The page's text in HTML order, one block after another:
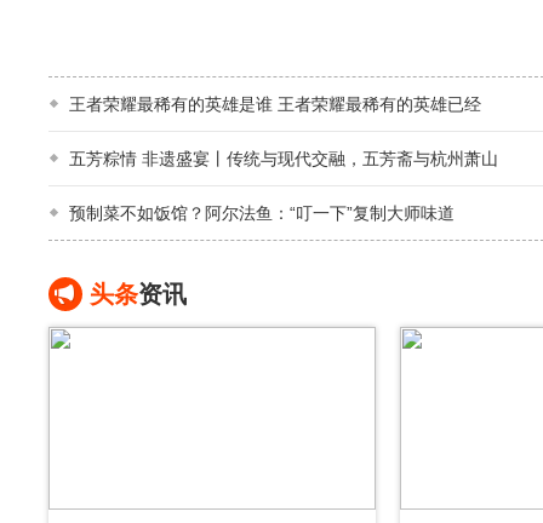
王者荣耀最稀有的英雄是谁 王者荣耀最稀有的英雄已经
五芳粽情 非遗盛宴丨传统与现代交融，五芳斋与杭州萧山
预制菜不如饭馆？阿尔法鱼：“叮一下”复制大师味道
头条资讯